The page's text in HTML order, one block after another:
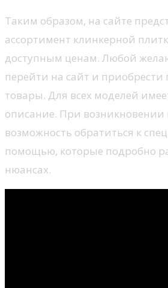
Таким образом, на сайте
ассортимент клинкерной
доступным ценам. Любой
перейти на сайт и
товары. Для всех моделей
описание. При возникновении
возможность обратиться к
помощью, которые подробно
нюансах.